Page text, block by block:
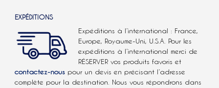
EXPÉDITIONS
Expéditions à l’international : France,
Europe, Royaume-Uni, U.S.A. Pour les
expéditions à l’international merci de
RÉSERVER vos produits favoris et
contactez-nous pour un devis en précisant l’adresse
complète pour la destination. Nous vous répondrons dans